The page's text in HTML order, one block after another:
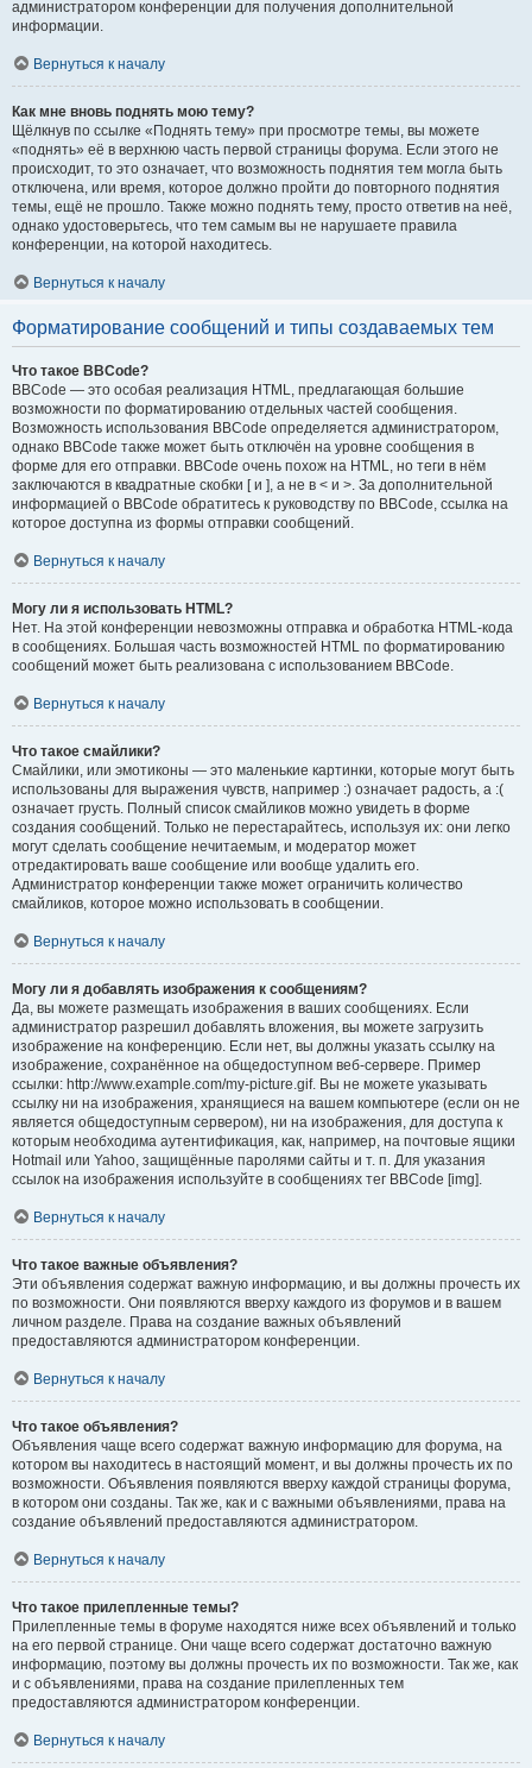
администратором конференции для получения дополнительной
информации.
Вернуться к началу
Как мне вновь поднять мою тему?
Щёлкнув по ссылке «Поднять тему» при просмотре темы, вы можете
«поднять» её в верхнюю часть первой страницы форума. Если этого не
происходит, то это означает, что возможность поднятия тем могла быть
отключена, или время, которое должно пройти до повторного поднятия
темы, ещё не прошло. Также можно поднять тему, просто ответив на неё,
однако удостоверьтесь, что тем самым вы не нарушаете правила
конференции, на которой находитесь.
Вернуться к началу
Форматирование сообщений и типы создаваемых тем
Что такое BBCode?
BBCode — это особая реализация HTML, предлагающая большие
возможности по форматированию отдельных частей сообщения.
Возможность использования BBCode определяется администратором,
однако BBCode также может быть отключён на уровне сообщения в
форме для его отправки. BBCode очень похож на HTML, но теги в нём
заключаются в квадратные скобки [ и ], а не в < и >. За дополнительной
информацией о BBCode обратитесь к руководству по BBCode, ссылка на
которое доступна из формы отправки сообщений.
Вернуться к началу
Могу ли я использовать HTML?
Нет. На этой конференции невозможны отправка и обработка HTML-кода
в сообщениях. Большая часть возможностей HTML по форматированию
сообщений может быть реализована с использованием BBCode.
Вернуться к началу
Что такое смайлики?
Смайлики, или эмотиконы — это маленькие картинки, которые могут быть
использованы для выражения чувств, например :) означает радость, а :(
означает грусть. Полный список смайликов можно увидеть в форме
создания сообщений. Только не перестарайтесь, используя их: они легко
могут сделать сообщение нечитаемым, и модератор может
отредактировать ваше сообщение или вообще удалить его.
Администратор конференции также может ограничить количество
смайликов, которое можно использовать в сообщении.
Вернуться к началу
Могу ли я добавлять изображения к сообщениям?
Да, вы можете размещать изображения в ваших сообщениях. Если
администратор разрешил добавлять вложения, вы можете загрузить
изображение на конференцию. Если нет, вы должны указать ссылку на
изображение, сохранённое на общедоступном веб-сервере. Пример
ссылки: http://www.example.com/my-picture.gif. Вы не можете указывать
ссылку ни на изображения, хранящиеся на вашем компьютере (если он не
является общедоступным сервером), ни на изображения, для доступа к
которым необходима аутентификация, как, например, на почтовые ящики
Hotmail или Yahoo, защищённые паролями сайты и т. п. Для указания
ссылок на изображения используйте в сообщениях тег BBCode [img].
Вернуться к началу
Что такое важные объявления?
Эти объявления содержат важную информацию, и вы должны прочесть их
по возможности. Они появляются вверху каждого из форумов и в вашем
личном разделе. Права на создание важных объявлений
предоставляются администратором конференции.
Вернуться к началу
Что такое объявления?
Объявления чаще всего содержат важную информацию для форума, на
котором вы находитесь в настоящий момент, и вы должны прочесть их по
возможности. Объявления появляются вверху каждой страницы форума,
в котором они созданы. Так же, как и с важными объявлениями, права на
создание объявлений предоставляются администратором.
Вернуться к началу
Что такое прилепленные темы?
Прилепленные темы в форуме находятся ниже всех объявлений и только
на его первой странице. Они чаще всего содержат достаточно важную
информацию, поэтому вы должны прочесть их по возможности. Так же, как
и с объявлениями, права на создание прилепленных тем
предоставляются администратором конференции.
Вернуться к началу